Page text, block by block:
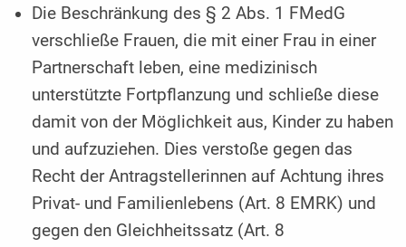
Die Beschränkung des § 2 Abs. 1 FMedG
verschließe Frauen, die mit einer Frau in einer
Partnerschaft leben, eine medizinisch
unterstützte Fortpflanzung und schließe diese
damit von der Möglichkeit aus, Kinder zu haben
und aufzuziehen. Dies verstoße gegen das
Recht der Antragstellerinnen auf Achtung ihres
Privat- und Familienlebens (Art. 8 EMRK) und
gegen den Gleichheitssatz (Art. 8